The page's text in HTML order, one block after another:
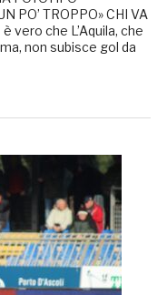
PO’ TROPPO» CHI VA
vero che L’Aquila, che
non subisce gol da